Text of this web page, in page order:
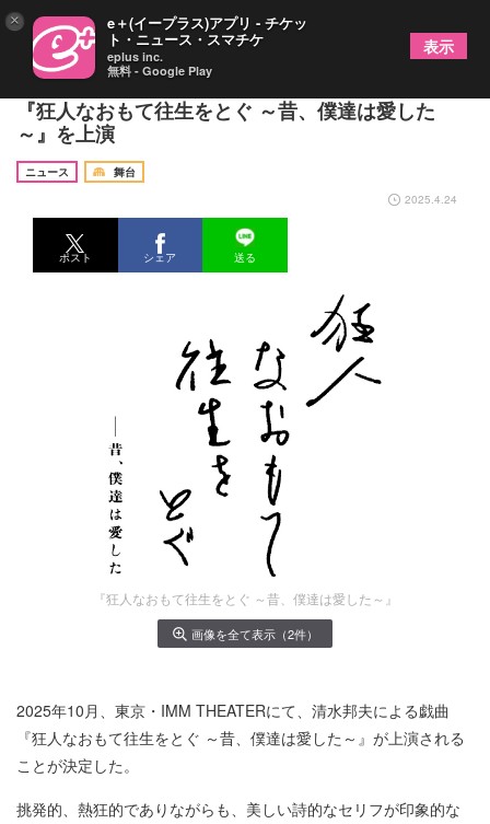
木村達成主演、稲葉賀恵演出 清水邦夫の傑作戯曲
『狂人なおもて往生をとぐ ～昔、僕達は愛した
～』を上演
ニュース
舞台
2025.4.24
ポスト シェア 送る
『狂人なおもて往生をとぐ ～昔、僕達は愛した～』
画像を全て表示（2件）
2025年10月、東京・IMM THEATERにて、清水邦夫による戯曲
『狂人なおもて往生をとぐ ～昔、僕達は愛した～』が上演される
ことが決定した。
挑発的、熱狂的でありながらも、美しい詩的なセリフが印象的な
× e＋(イープラス)アプリ - チケッ
ト・ニュース・スマチケ
eplus inc.
無料 - Google Play
表示